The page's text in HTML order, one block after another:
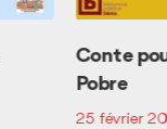
Conte
Pobre
25 février